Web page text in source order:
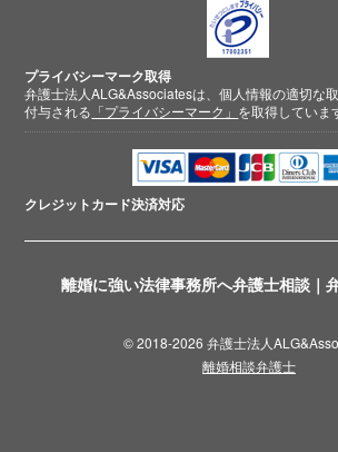
離婚に強い法律事務所へ弁護士相談｜
プライバシーマーク取得
弁護士法人ALG&Associatesは、個人情報の適切な
付与される 「プライバシーマーク」 を取得していま
クレジットカード決済対応
© 2018-2026 弁護士法人
離婚相談弁護士